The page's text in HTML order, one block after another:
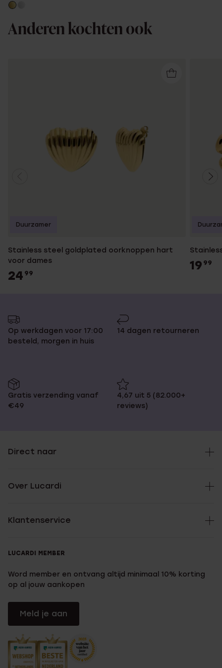
Anderen kochten ook
Stainless steel goldplated oorknoppen hart
voor dames
24 99
Duurzamer
19 99
Op werkdagen voor 17:00
besteld, morgen in huis
14 dagen retourneren
Gratis verzending vanaf
€49
4,67 uit 5 (82.000+
reviews)
Direct naar
Over Lucardi
Klantenservice
LUCARDI MEMBER
Word member en ontvang altijd minimaal 10% korting
op al jouw aankopen
Meld je aan